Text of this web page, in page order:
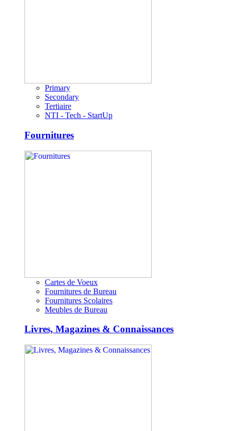
Primary
Secondary
Tertiaire
NTI - Tech - StartUp
Fournitures
Cartes de Voeux
Fournitures de Bureau
Fournitures Scolaires
Meubles de Bureau
Livres, Magazines & Connaissances